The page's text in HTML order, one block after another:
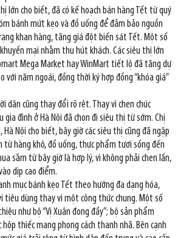
lớn cho biết, đã có kế hoạch bán hàng Tết từ quý
bánh mứt kẹo và đồ uống để đảm bảo nguồn
khan hàng, tăng giá đột biến sát Tết. Một số
mại nhằm thu hút khách. Các siêu thị lớn
Mega Market hay WinMart tiết lộ đã tăng dự
năm ngoái, đồng thời ký hợp đồng “khóa giá”
dân cũng thay đổi rõ rệt. Thay vì chen chúc
gia đình ở Hà Nội đã chọn đi siêu thị từ sớm. Chị
Hà Nội cho biết, bây giờ các siêu thị cũng đã ngập
từ hàng khô, đồ uống, thực phẩm tươi sống đến
sắm từ bây giờ là hợp lý, vì không phải chen lấn,
dịp cao điểm.
mục bánh kẹo Tết theo hướng đa dạng hóa,
tiêu dùng thay vì một công thức chung. Một số
như bộ “Vị Xuân đong đầy”; bộ sản phẩm
hộp thiếc mang phong cách thanh nhã. Bên cạnh